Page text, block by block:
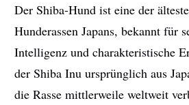
Der Shiba-Hund ist eine der
Hunderassen Japans, bekannt für
Intelligenz und charakteristische
der Shiba Inu ursprünglich aus
die Rasse mittlerweile weltweit